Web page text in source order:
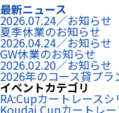
最新ニュース
2026.07.24／お知らせ
夏季休業のお知らせ
2026.04.24／お知らせ
GW休業のお知らせ
2026.02.20／お知らせ
2026年のコース貸プラ
イベントカテゴリ
RA:Cupカートレースシ
Koudai Cupカートレー